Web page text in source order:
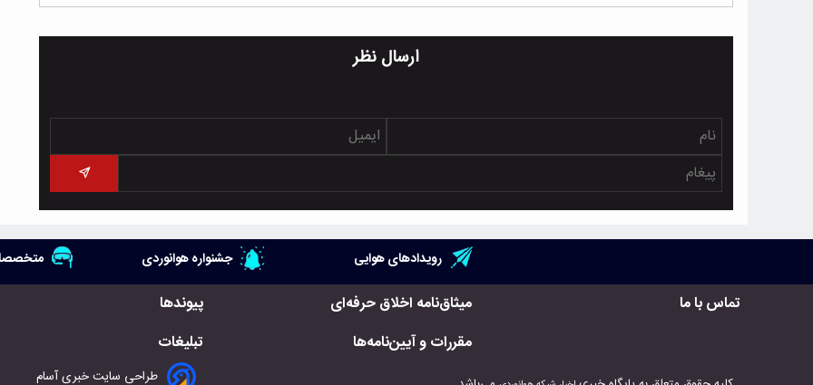
ارسال نظر
رویدادهای هوایی جشنواره هوانوردی
تماس با ما
میثاق‌نامه اخلاق حرفه‌ای
مقررات و آیین‌نامه‌ها
پیوندها
تبلیغات
طراحی سایت خبری آسام